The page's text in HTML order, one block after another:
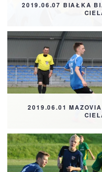
2019.06.07 BIAŁKA
2019.06.01